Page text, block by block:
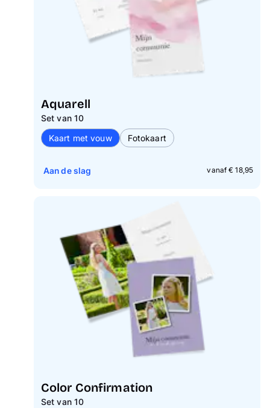
Aquarell
Set van 10
Kaart met vouw
Fotokaart
vanaf € 18,95
Aan de slag
Color Confirmation
Set van 10